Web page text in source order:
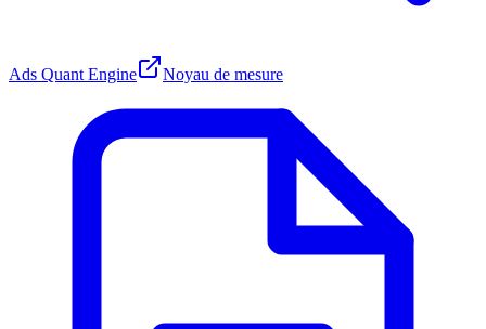
Ads Quant Engine Noyau de mesure